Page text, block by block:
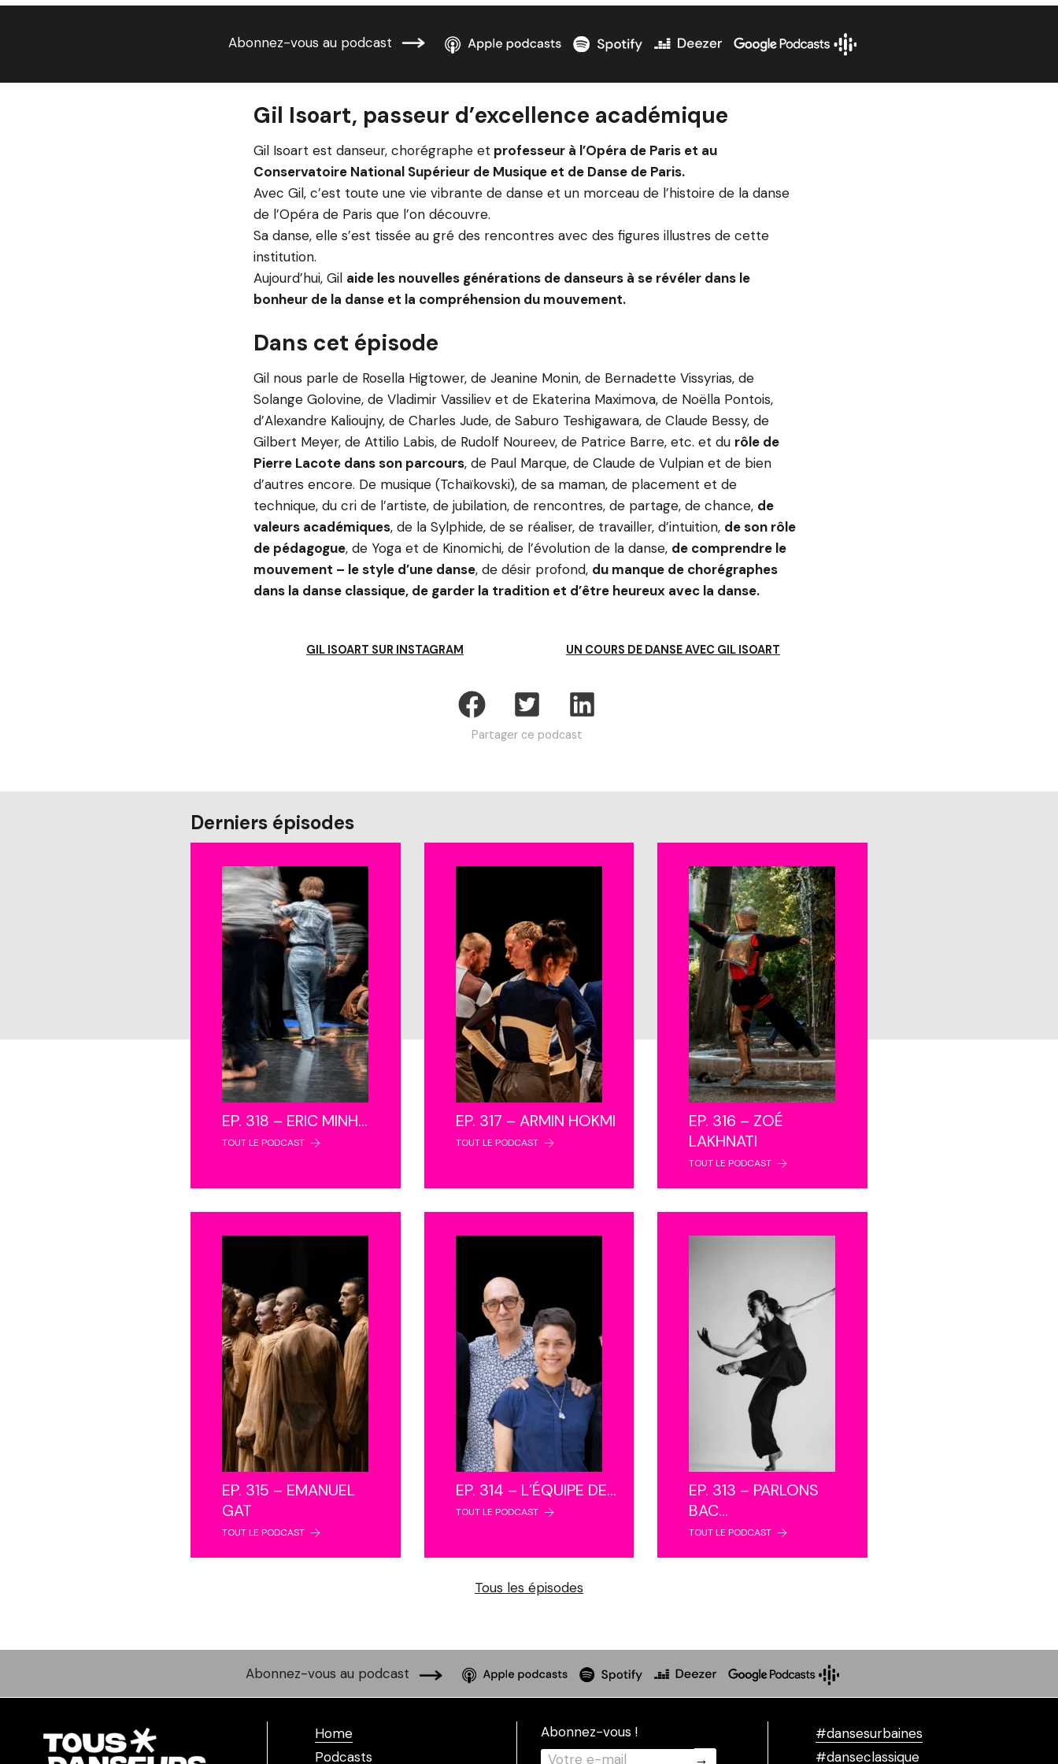
Abonnez-vous au podcast
Gil Isoart, passeur d’excellence académique
Gil Isoart est danseur, chorégraphe et professeur à l’Opéra de Paris et au
Conservatoire National Supérieur de Musique et de Danse de Paris.
Avec Gil, c’est toute une vie vibrante de danse et un morceau de l’histoire de la danse
de l’Opéra de Paris que l’on découvre.
Sa danse, elle s’est tissée au gré des rencontres avec des figures illustres de cette
institution.
Aujourd’hui, Gil aide les nouvelles générations de danseurs à se révéler dans le
bonheur de la danse et la compréhension du mouvement.
Dans cet épisode
Gil nous parle de Rosella Higtower, de Jeanine Monin, de Bernadette Vissyrias, de
Solange Golovine, de Vladimir Vassiliev et de Ekaterina Maximova, de Noëlla Pontois,
d’Alexandre Kalioujny, de Charles Jude, de Saburo Teshigawara, de Claude Bessy, de
Gilbert Meyer, de Attilio Labis, de Rudolf Noureev, de Patrice Barre, etc. et du rôle de
Pierre Lacote dans son parcours, de Paul Marque, de Claude de Vulpian et de bien
d’autres encore. De musique (Tchaïkovski), de sa maman, de placement et de
technique, du cri de l’artiste, de jubilation, de rencontres, de partage, de chance, de
valeurs académiques, de la Sylphide, de se réaliser, de travailler, d’intuition, de son rôle
de pédagogue, de Yoga et de Kinomichi, de l’évolution de la danse, de comprendre le
mouvement – le style d’une danse, de désir profond, du manque de chorégraphes
dans la danse classique, de garder la tradition et d’être heureux avec la danse.
GIL ISOART SUR INSTAGRAM UN COURS DE DANSE AVEC GIL ISOART
Partager ce podcast
Derniers épisodes
EP. 318 – ERIC MINH…
TOUT LE PODCAST
EP. 317 – ARMIN HOKMI
TOUT LE PODCAST
EP. 316 – ZOÉ
LAKHNATI
TOUT LE PODCAST
EP. 315 – EMANUEL
GAT
TOUT LE PODCAST
EP. 314 – L’ÉQUIPE DE…
TOUT LE PODCAST
EP. 313 – PARLONS
BAC…
TOUT LE PODCAST
Tous les épisodes
Abonnez-vous au podcast
Home
Podcasts
Abonnez-vous !
#dansesurbaines
#danseclassique